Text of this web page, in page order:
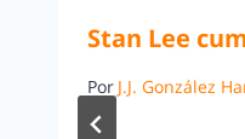
Stan Lee
Por J.J. González